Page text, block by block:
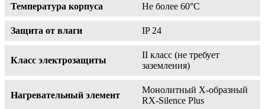
Температура корпуса Не более 60°С
Защита от влаги IP 24
Класс электрозащиты
II класс (не требует
заземления)
Нагревательный элемент
Монолитный Х-образный
RX-Silence Plus